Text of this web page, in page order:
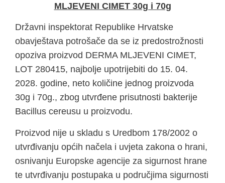
MLJEVENI CIMET 30g i 70g
Državni inspektorat Republike Hrvatske
obavještava potrošače da se iz predostrožnosti
opoziva proizvod DERMA MLJEVENI CIMET,
LOT 280415, najbolje upotrijebiti do 15. 04.
2028. godine, neto količine jednog proizvoda
30g i 70g., zbog utvrđene prisutnosti bakterije
Bacillus cereusu u proizvodu.
Proizvod nije u skladu s Uredbom 178/2002 o
utvrđivanju općih načela i uvjeta zakona o hrani,
osnivanju Europske agencije za sigurnost hrane
te utvrđivanju postupaka u područjima sigurnosti